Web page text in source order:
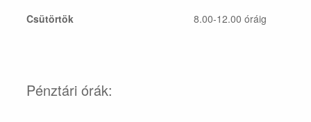
Csütörtök
8.00-12.00 óráig
Pénztári órák: